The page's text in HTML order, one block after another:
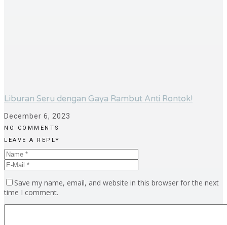
Liburan Seru dengan Gaya Rambut Anti Rontok!
December 6, 2023
NO COMMENTS
LEAVE A REPLY
Save my name, email, and website in this browser for the next
time I comment.